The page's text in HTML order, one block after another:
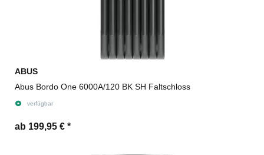
ABUS
Abus Bordo One 6000A/120 BK SH Faltschloss
verfügbar
ab 199,95 € *